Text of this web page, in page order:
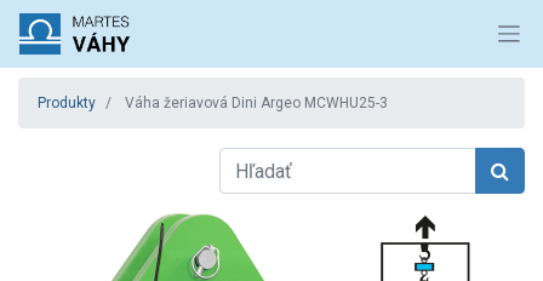
Produkty Váha žeriavová Dini Argeo MCWHU25-3